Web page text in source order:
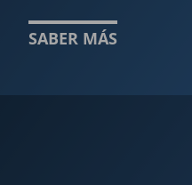
SABER MÁS